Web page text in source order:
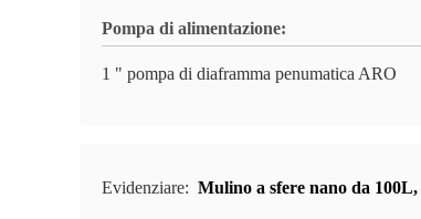
Pompa di alimentazione:
1 " pompa di diaframma penumatica ARO
Evidenziare: Mulino a sfere nano da 100L,